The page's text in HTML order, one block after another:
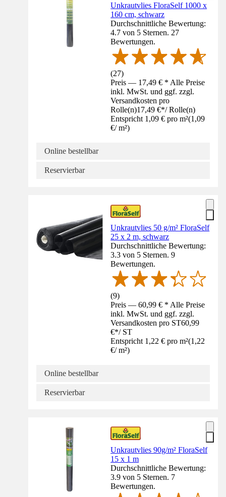
Unkrautvlies FloraSelf 1000 x
160 cm, schwarz
Durchschnittliche Bewertung:
4.7 von 5 Sternen. 27
Bewertungen.
(27)
Preis — 17,49 € * Alle Preise
inkl. MwSt. und ggf. zzgl.
Versandkosten pro
Rolle(n)17,49 €*/ Rolle(n)
Entspricht 1,09 € pro m²(1,09
€/ m²)
Online bestellbar
Reservierbar
Unkrautvlies 50 g/m² FloraSelf
25 x 2 m, schwarz
Durchschnittliche Bewertung:
3.3 von 5 Sternen. 9
Bewertungen.
(9)
Preis — 60,99 € * Alle Preise
inkl. MwSt. und ggf. zzgl.
Versandkosten pro ST60,99
€*/ ST
Entspricht 1,22 € pro m²(1,22
€/ m²)
Online bestellbar
Reservierbar
Unkrautvlies 90g/m² FloraSelf
15 x 1 m
Durchschnittliche Bewertung:
3.9 von 5 Sternen. 7
Bewertungen.